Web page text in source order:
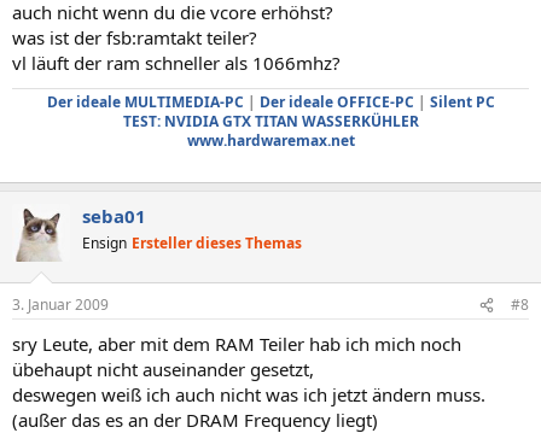
auch nicht wenn du die vcore erhöhst?
was ist der fsb:ramtakt teiler?
vl läuft der ram schneller als 1066mhz?
Der ideale MULTIMEDIA-PC | Der ideale OFFICE-PC | Silent PC
TEST: NVIDIA GTX TITAN WASSERKÜHLER
www.hardwaremax.net
seba01
Ensign Ersteller dieses Themas
3. Januar 2009 #8
sry Leute, aber mit dem RAM Teiler hab ich mich noch
übehaupt nicht auseinander gesetzt,
deswegen weiß ich auch nicht was ich jetzt ändern muss.
(außer das es an der DRAM Frequency liegt)